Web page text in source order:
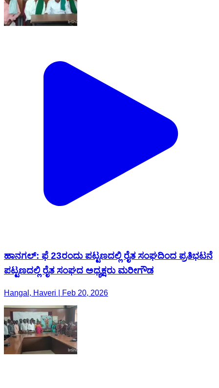
ಹಾನಗಲ್: ಫೆ 23ರಂದು ಪಟ್ಟಣದಲ್ಲಿ ರೈತ ಸಂಘದಿಂದ ಪ್ರತಿಭಟನೆ
ಪಟ್ಟಣದಲ್ಲಿ ರೈತ ಸಂಘದ ಅಧ್ಯಕ್ಷರು ಮರೀಗೌಡ
Hangal, Haveri | Feb 20, 2026